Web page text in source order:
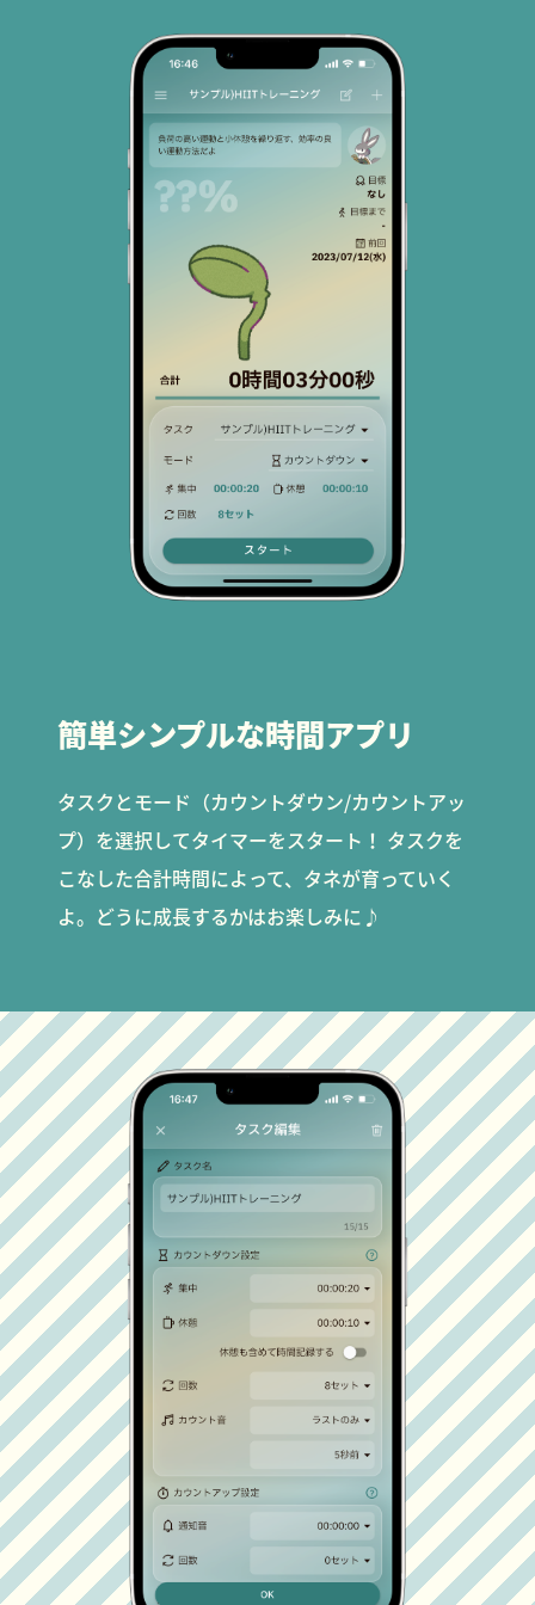
簡単シンプルな時間アプリ
タスクとモード（カウントダウン/カウントアッ
プ）を選択してタイマーをスタート！ タスクを
こなした合計時間によって、タネが育っていく
よ。どうに成長するかはお楽しみに♪